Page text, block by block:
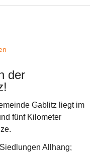
der
Gablitz liegt im
fünf Kilometer
Allhang;